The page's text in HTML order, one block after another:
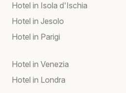
Hotel in Isola d'Ischia
Hotel in Jesolo
Hotel in Parigi
Hotel in Venezia
Hotel in Londra